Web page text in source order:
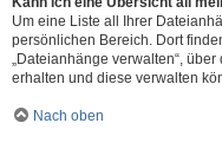
Um eine Liste all Ihrer
persönlichen Bereich. Dort
„Dateianhänge verwalten“,
erhalten und diese verwalten
Nach oben